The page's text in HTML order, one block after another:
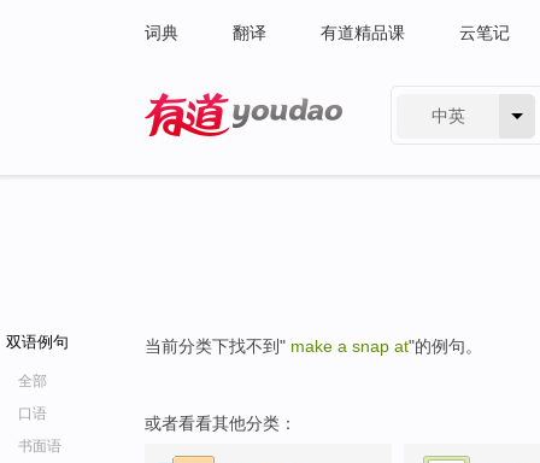
词典 翻译 有道精品课 云笔记
中英
双语例句
全部
口语
书面语
当前分类下找不到" make a snap at"的例句。
或者看看其他分类：